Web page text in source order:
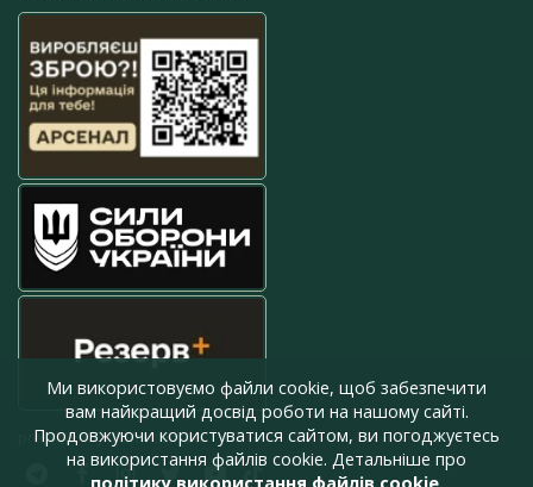
press@armyinform.com.ua
Ми використовуємо файли cookie, щоб забезпечити
вам найкращий досвід роботи на нашому сайті.
Продовжуючи користуватися сайтом, ви погоджуєтесь
на використання файлів cookie. Детальніше про